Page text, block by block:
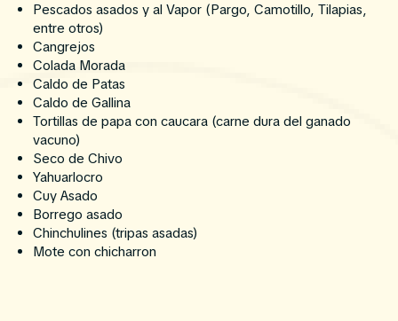
Pescados asados y al Vapor (Pargo, Camotillo, Tilapias,
entre otros)
Cangrejos
Colada Morada
Caldo de Patas
Caldo de Gallina
Tortillas de papa con caucara (carne dura del ganado
vacuno)
Seco de Chivo
Yahuarlocro
Cuy Asado
Borrego asado
Chinchulines (tripas asadas)
Mote con chicharron